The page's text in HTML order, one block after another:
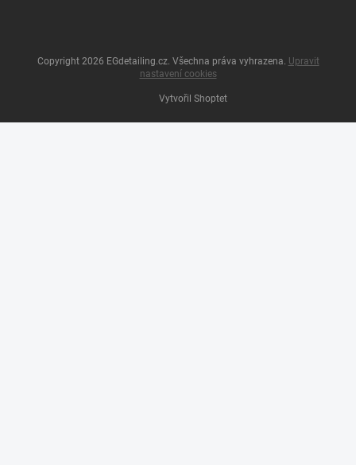
Vytvořil Shoptet
Copyright 2026 EGdetailing.cz. Všechna práva vyhrazena. Upravit
nastavení cookies